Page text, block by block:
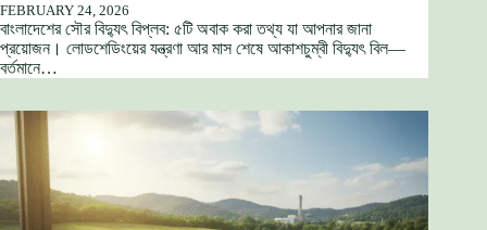
FEBRUARY 24, 2026
বাংলাদেশের সৌর বিদ্যুৎ বিপ্লব: ৫টি অবাক করা তথ্য যা আপনার জানা
প্রয়োজন। লোডশেডিংয়ের যন্ত্রণা আর মাস শেষে আকাশচুম্বী বিদ্যুৎ বিল—
বর্তমানে…